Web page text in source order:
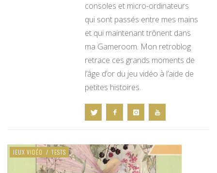
consoles et micro-ordinateurs
qui sont passés entre mes mains
et qui maintenant trônent dans
ma Gameroom. Mon retroblog
retrace ces grands moments de
l’âge d’or du jeu vidéo à l’aide de
petites histoires.
JEUX VIDÉO / TESTS